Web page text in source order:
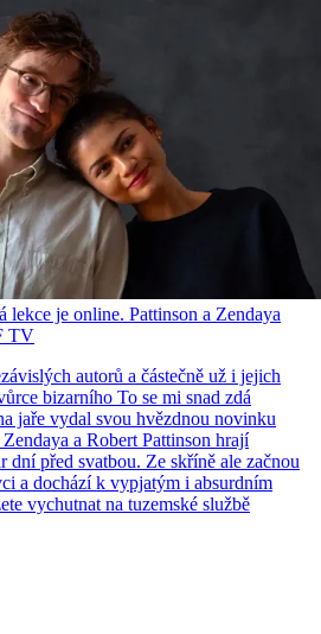
lekce je online. Pattinson a Zendaya
TV
autorů a částečně už i jejich
bizarního To se mi snad zdá
jaře vydal svou hvězdnou novinku
a Robert Pattinson hrají
dní před svatbou. Ze skříně ale začnou
a dochází k vypjatým i absurdním
vychutnat na tuzemské službě